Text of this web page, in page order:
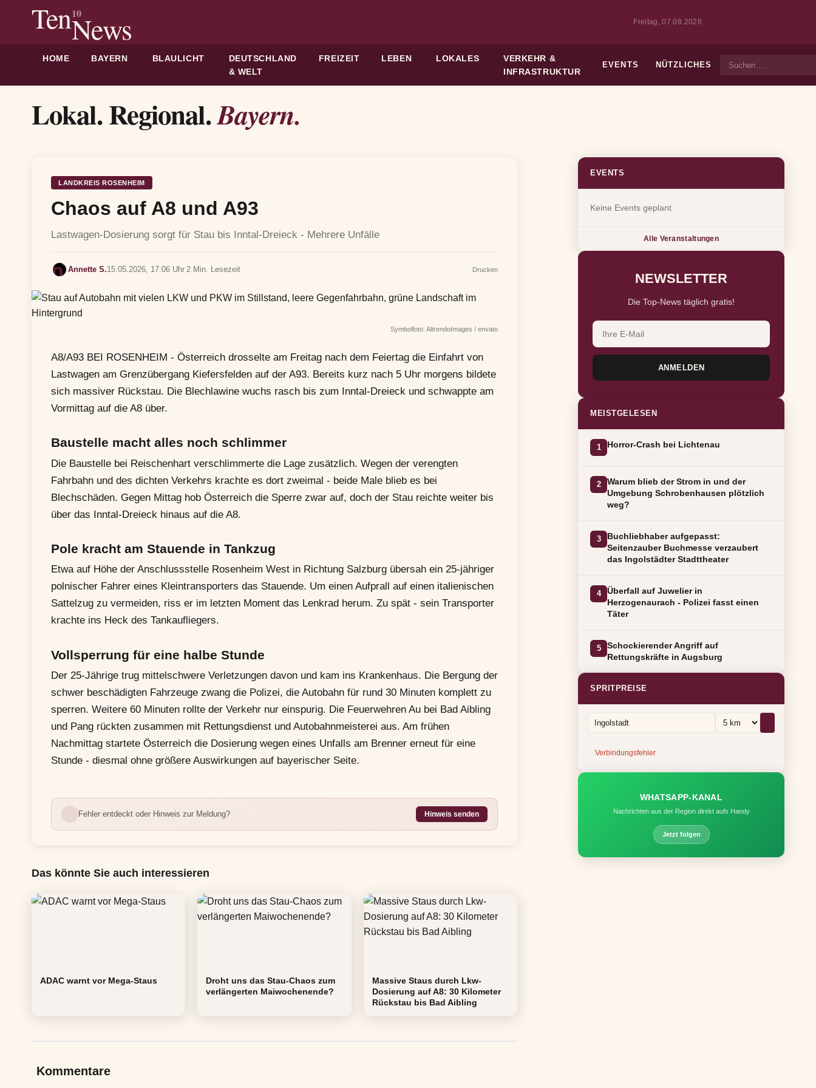
Ten10
News Freitag, 07.08.2026
HOME BAYERN BLAULICHT
DEUTSCHLAND
& WELT
FREIZEIT LEBEN LOKALES
VERKEHR &
INFRASTRUKTUR
EVENTS NÜTZLICHES
Lokal. Regional.Bayern.
LANDKREIS ROSENHEIM
Chaos auf A8 und A93
Lastwagen-Dosierung sorgt für Stau bis Inntal-Dreieck - Mehrere Unfälle
Annette S.15.05.2026, 17:06 Uhr 2 Min. Lesezeit Drucken
Symbolfoto: AltrendoImages / envato
A8/A93 BEI ROSENHEIM - Österreich drosselte am Freitag nach dem Feiertag die Einfahrt von
Lastwagen am Grenzübergang Kiefersfelden auf der A93. Bereits kurz nach 5 Uhr morgens bildete
sich massiver Rückstau. Die Blechlawine wuchs rasch bis zum Inntal-Dreieck und schwappte am
Vormittag auf die A8 über.
Baustelle macht alles noch schlimmer
Die Baustelle bei Reischenhart verschlimmerte die Lage zusätzlich. Wegen der verengten
Fahrbahn und des dichten Verkehrs krachte es dort zweimal - beide Male blieb es bei
Blechschäden. Gegen Mittag hob Österreich die Sperre zwar auf, doch der Stau reichte weiter bis
über das Inntal-Dreieck hinaus auf die A8.
Pole kracht am Stauende in Tankzug
Etwa auf Höhe der Anschlussstelle Rosenheim West in Richtung Salzburg übersah ein 25-jähriger
polnischer Fahrer eines Kleintransporters das Stauende. Um einen Aufprall auf einen italienischen
Sattelzug zu vermeiden, riss er im letzten Moment das Lenkrad herum. Zu spät - sein Transporter
krachte ins Heck des Tankaufliegers.
Vollsperrung für eine halbe Stunde
Der 25-Jährige trug mittelschwere Verletzungen davon und kam ins Krankenhaus. Die Bergung der
schwer beschädigten Fahrzeuge zwang die Polizei, die Autobahn für rund 30 Minuten komplett zu
sperren. Weitere 60 Minuten rollte der Verkehr nur einspurig. Die Feuerwehren Au bei Bad Aibling
und Pang rückten zusammen mit Rettungsdienst und Autobahnmeisterei aus. Am frühen
Nachmittag startete Österreich die Dosierung wegen eines Unfalls am Brenner erneut für eine
Stunde - diesmal ohne größere Auswirkungen auf bayerischer Seite.
Fehler entdeckt oder Hinweis zur Meldung? Hinweis senden
Das könnte Sie auch interessieren
ADAC warnt vor Mega-Staus
Droht uns das Stau-Chaos zum
verlängerten Maiwochenende?
Massive Staus durch Lkw-
Dosierung auf A8: 30 Kilometer
Rückstau bis Bad Aibling
Kommentare
EVENTS
Keine Events geplant
Alle Veranstaltungen
NEWSLETTER
Die Top-News täglich gratis!
ANMELDEN
MEISTGELESEN
1 Horror-Crash bei Lichtenau
2
Warum blieb der Strom in und der
Umgebung Schrobenhausen plötzlich
weg?
3
Buchliebhaber aufgepasst:
Seitenzauber Buchmesse verzaubert
das Ingolstädter Stadttheater
4
Überfall auf Juwelier in
Herzogenaurach - Polizei fasst einen
Täter
5
Schockierender Angriff auf
Rettungskräfte in Augsburg
SPRITPREISE
Verbindungsfehler
WHATSAPP-KANAL
Nachrichten aus der Region direkt aufs Handy
Jetzt folgen